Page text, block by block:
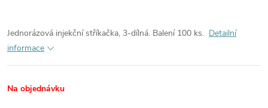
Jednorázová injekční stříkačka, 3-dílná. Balení 100 ks. Detailní
informace
Na objednávku